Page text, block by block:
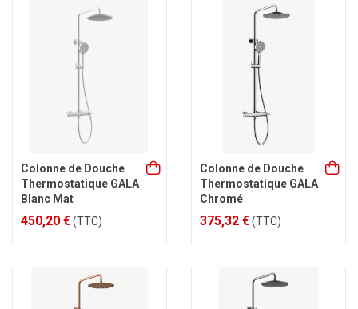
Colonne de Douche
Thermostatique GALA
Blanc Mat
450,20 €(TTC)
Colonne de Douche
Thermostatique GALA
Chromé
375,32 €(TTC)